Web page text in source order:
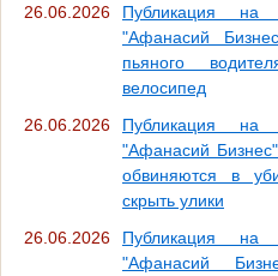
26.06.2026
Публикация на
"Афанасий
пьяного
велосипед
26.06.2026
Публикация на
"Афанасий
обвиняются в
скрыть улики
26.06.2026
Публикация на
"Афанасий